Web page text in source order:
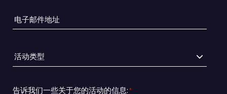
话
*
电
子
件
地
*
活
动
型
告诉我们一些关于您的活动的信息: *